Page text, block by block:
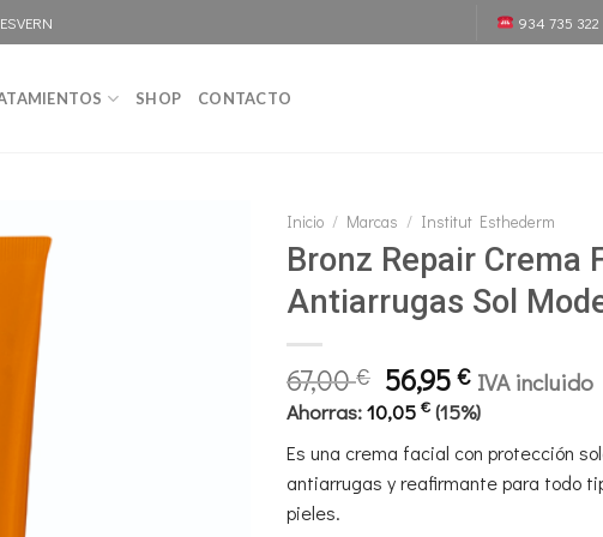
934 735 322
SHOP CONTACTO
Inicio / Marcas / Institut Esthederm
Bronz Repair Crema
Antiarrugas Sol
67,00€ El
precio
era:
67,00 €.
56,95€El
precio
es:
56,95 €.
IVA incluido
Ahorras:10,05 € (15%)
Es una crema facial con protección
antiarrugas y reafirmante para todo
pieles.